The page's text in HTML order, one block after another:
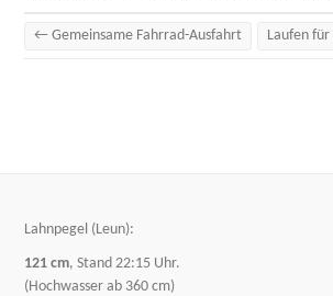
← Gemeinsame Fahrrad-Ausfahrt Laufen
Lahnpegel (Leun):
121 cm, Stand 22:15 Uhr.
(Hochwasser ab 360 cm)